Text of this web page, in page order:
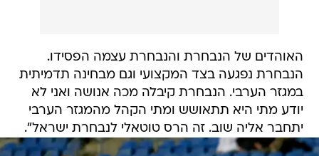
האוהדים של הנבחרת והנבחרת עצמה הפסידו.
הנבחרת נפגעה בצד המקצועי וגם מבחינה תדמיתית
במגזר הערבי. הנבחרת קיבלה מכה אנושה ואני לא
יודע מתי היא תתאושש ומתי הקהל מהמגזר הערבי
יתחבר אליה שוב. זה הרס טוטאלי לנבחרת ישראל".